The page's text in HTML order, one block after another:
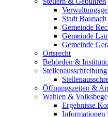
Stadt Baunach
Gemeinde
Gemeinde
Gemeinde
Ortsrecht
Behörden &
Stellenausschreibung
Öffnungszeiten &
Wahlen &
Ergebnisse
Informationen